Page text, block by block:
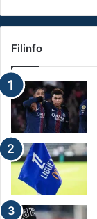
Filinfo